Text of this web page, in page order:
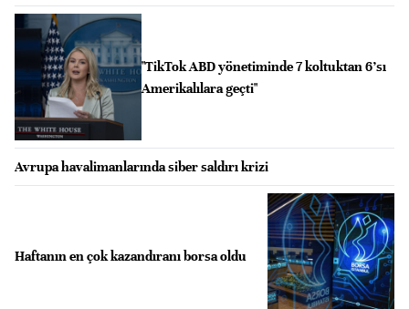
"TikTok ABD yönetiminde 7 koltuktan 6’sı
Amerikalılara geçti"
Avrupa havalimanlarında siber saldırı krizi
Haftanın en çok kazandıranı borsa oldu